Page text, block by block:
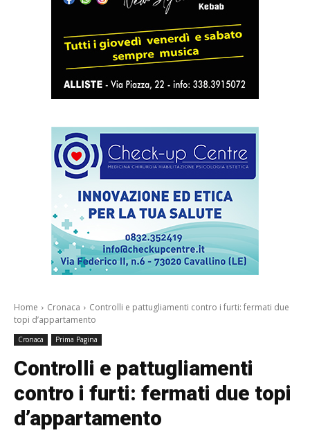
Home Cronaca
Controlli e pattugliamenti contro i furti: fermati due
topi d’appartamento
Cronaca Prima Pagina
Controlli e pattugliamenti
contro i furti: fermati due topi
d’appartamento